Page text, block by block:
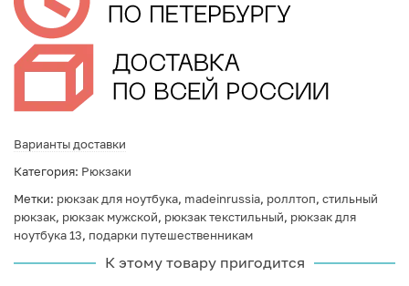
Варианты доставки
Категория: Рюкзаки
Метки: рюкзак для ноутбука, madeinrussia, роллтоп, стильный
рюкзак, рюкзак мужской, рюкзак текстильный, рюкзак для
ноутбука 13, подарки путешественникам
К этому товару пригодится